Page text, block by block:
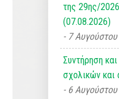
της 29ης/
(07.08.2026)
7
Συντήρηση
σχολικών και
6